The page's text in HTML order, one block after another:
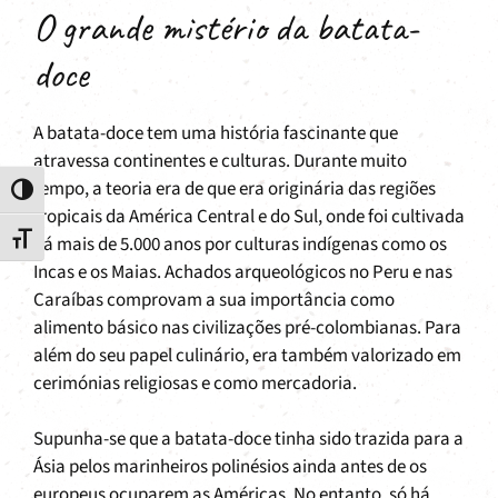
Toggle High Contrast
Toggle Font size
O grande mistério da batata-
doce
A batata-doce tem uma história fascinante que
atravessa continentes e culturas. Durante muito
tempo, a teoria era de que era originária das regiões
tropicais da América Central e do Sul, onde foi cultivada
há mais de 5.000 anos por culturas indígenas como os
Incas e os Maias. Achados arqueológicos no Peru e nas
Caraíbas comprovam a sua importância como
alimento básico nas civilizações pré-colombianas. Para
além do seu papel culinário, era também valorizado em
cerimónias religiosas e como mercadoria.
Supunha-se que a batata-doce tinha sido trazida para a
Ásia pelos marinheiros polinésios ainda antes de os